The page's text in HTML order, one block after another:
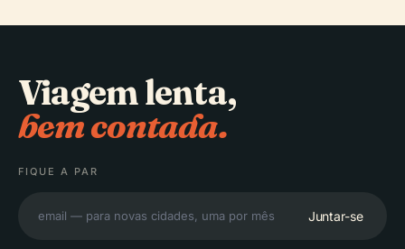
Viagem lenta,
bem contada.
FIQUE A PAR
Juntar-se